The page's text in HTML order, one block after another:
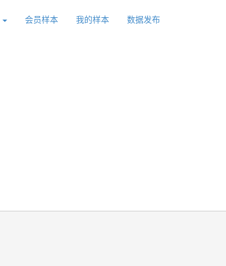
会员样本 我的样本 数据发布